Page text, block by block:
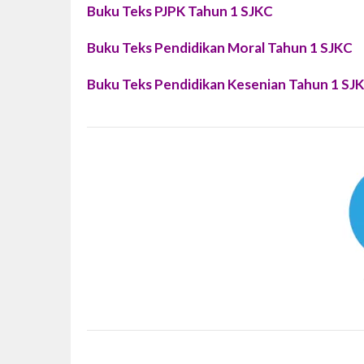
Buku Teks PJPK Tahun 1 SJKC
Buku Teks Pendidikan Moral Tahun 1 SJKC
Buku Teks Pendidikan Kesenian Tahun 1